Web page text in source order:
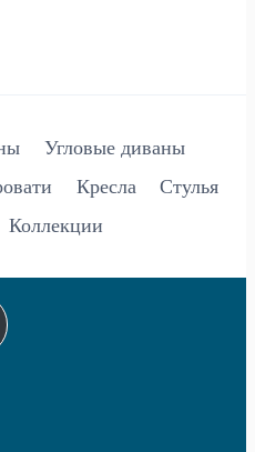
Угловые диваны
Кресла
Стулья
Коллекции